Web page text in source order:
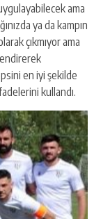
ama
ya da kampın
çıkmıyor ama
en iyi şekilde
kullandı.